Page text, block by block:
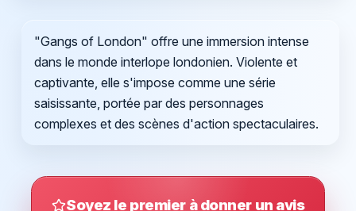
"Gangs of London" offre une immersion intense
dans le monde interlope londonien. Violente et
captivante, elle s'impose comme une série
saisissante, portée par des personnages
complexes et des scènes d'action spectaculaires.
Soyez le premier à donner un avis